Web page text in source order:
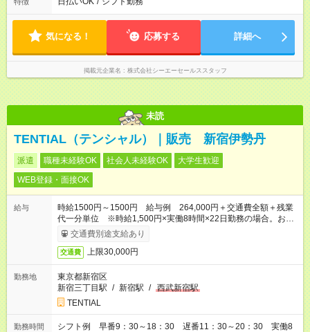
気になる！ 応募する 詳細へ
掲載元企業名 株式会社シーエーセールススタッフ
未読
TENTIAL（テンシャル）｜販売 新宿伊勢丹
派遣 職種未経験OK 社会人未経験OK
大学生歓迎
WEB登録・面接OK
給与
時給1500円～1500円 給与例 264,000円＋交通費全額＋残業
代一分単位 ※時給1,500円×実働8時間×22日勤務の場合。お時
給は一例です。ご経験により異なります。
交通費別途支給あり
交通費 上限30,000円
勤務地
東京都新宿区
新宿三丁目駅 / 新宿駅 / 西武新宿駅
TENTIAL
勤務時間
シフト例 早番9：30～18：30 遅番11：30～20：30 実働8